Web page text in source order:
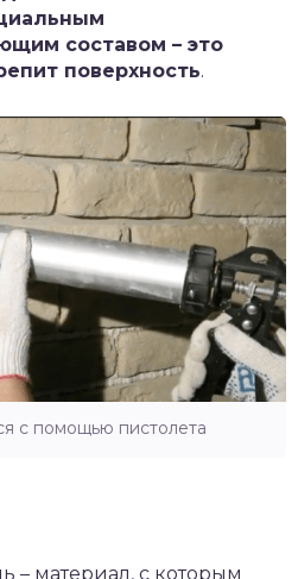
составом – это
поверхность.
с помощью пистолета
– материал, с которым